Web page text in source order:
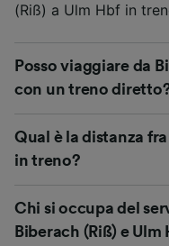
(Riß) a Ulm Hbf in
Posso viaggiare da
con un treno
Qual è la distanza
in treno?
Chi si occupa del
Biberach (Riß) e Ulm